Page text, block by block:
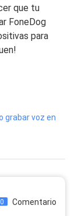
que tu
FoneDog
para
grabar voz en
0 Comentario